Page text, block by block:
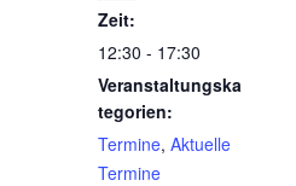
Zeit:
12:30 - 17:30
Veranstaltungska
tegorien:
Termine, Aktuelle
Termine